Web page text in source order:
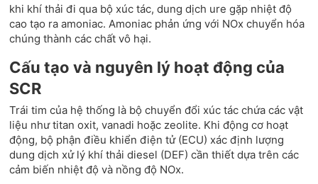
khi khí thải đi qua bộ xúc tác, dung dịch ure gặp nhiệt độ
cao tạo ra amoniac. Amoniac phản ứng với NOx chuyển hóa
chúng thành các chất vô hại.
Cấu tạo và nguyên lý hoạt động của
SCR
Trái tim của hệ thống là bộ chuyển đổi xúc tác chứa các vật
liệu như titan oxit, vanadi hoặc zeolite. Khi động cơ hoạt
động, bộ phận điều khiển điện tử (ECU) xác định lượng
dung dịch xử lý khí thải diesel (DEF) cần thiết dựa trên các
cảm biến nhiệt độ và nồng độ NOx.